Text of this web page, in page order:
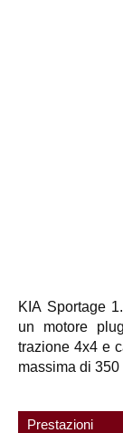
KIA Sportage
un motore
trazione 4x4 e
massima di
Prestazioni